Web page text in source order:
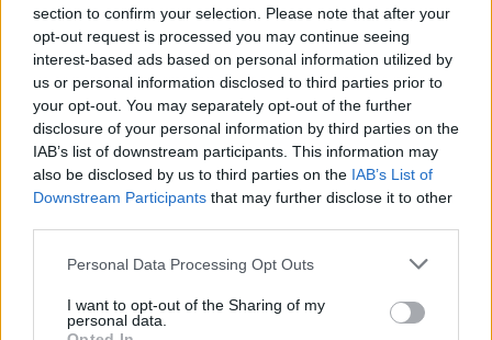
section to confirm your selection. Please note that after your
opt-out request is processed you may continue seeing
interest-based ads based on personal information utilized by
us or personal information disclosed to third parties prior to
your opt-out. You may separately opt-out of the further
disclosure of your personal information by third parties on the
IAB’s list of downstream participants. This information may
also be disclosed by us to third parties on the IAB’s List of
Downstream Participants that may further disclose it to other
Please note that this website/app uses one or more Google
not limited to your visit or usage behaviour. You may click to
grant or deny consent to Google and its third-party tags to
Personal Data Processing Opt Outs
I want to opt-out of the Sharing of my
personal data.
Σχόλια
Σχολίασε εδώ